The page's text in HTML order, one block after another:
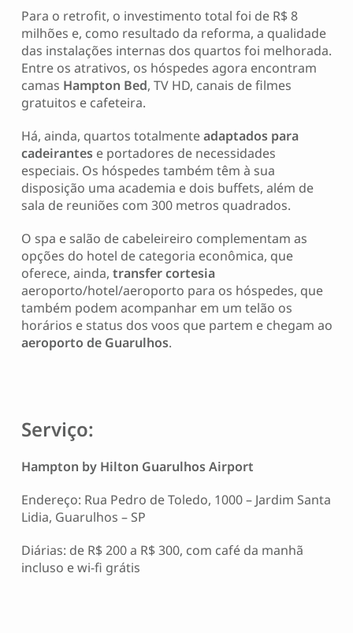
Para o retrofit, o investimento total foi de R$ 8
milhões e, como resultado da reforma, a qualidade
das instalações internas dos quartos foi melhorada.
Entre os atrativos, os hóspedes agora encontram
camas Hampton Bed, TV HD, canais de filmes
gratuitos e cafeteira.
Há, ainda, quartos totalmenteadaptados para
cadeirantese portadores de necessidades
especiais. Os hóspedes também têm à sua
disposição uma academia e dois buffets, além de
sala de reuniões com 300 metros quadrados.
O spa e salão de cabeleireiro complementam as
opções do hotel de categoria econômica, que
oferece, ainda, transfer cortesia
aeroporto/hotel/aeroporto para os hóspedes, que
também podem acompanhar em um telão os
horários e status dos voos que partem e chegam ao
aeroporto de Guarulhos.
Serviço:
Hampton by Hilton Guarulhos Airport
Endereço: Rua Pedro de Toledo, 1000 – Jardim Santa
Lidia, Guarulhos – SP
Diárias: de R$ 200 a R$ 300, com café da manhã
incluso e wi-fi grátis